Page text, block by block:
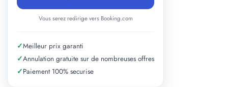
Vous serez redirige vers Booking.com
✓Meilleur prix garanti
✓Annulation gratuite sur de nombreuses offres
✓Paiement 100% securise